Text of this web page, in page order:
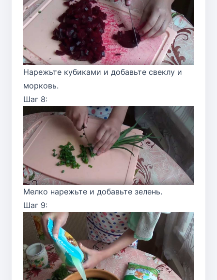
Нарежьте кубиками и добавьте свеклу и
морковь.
Шаг 8:
Мелко нарежьте и добавьте зелень.
Шаг 9: